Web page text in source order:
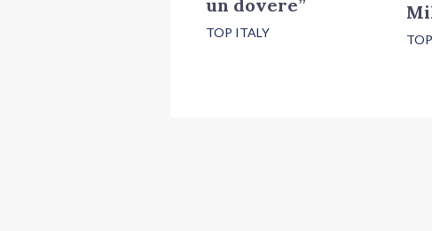
un dovere”
TOP ITALY